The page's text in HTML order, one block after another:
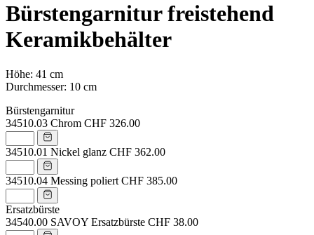
Bürstengarnitur freistehend
Keramikbehälter
Höhe: 41 cm
Durchmesser: 10 cm
Bürstengarnitur
34510.03 Chrom CHF 326.00
34510.01 Nickel glanz CHF 362.00
34510.04 Messing poliert CHF 385.00
Ersatzbürste
34540.00 SAVOY Ersatzbürste CHF 38.00